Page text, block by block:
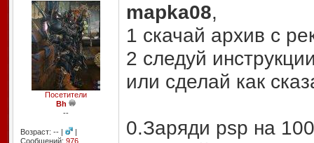
Посетители
Bh
--
Возраст: -- |
|
Сообщений: 976
mapka08,
1 скачай архив с
2 следуй
или сделай как
0.Заряди psp на